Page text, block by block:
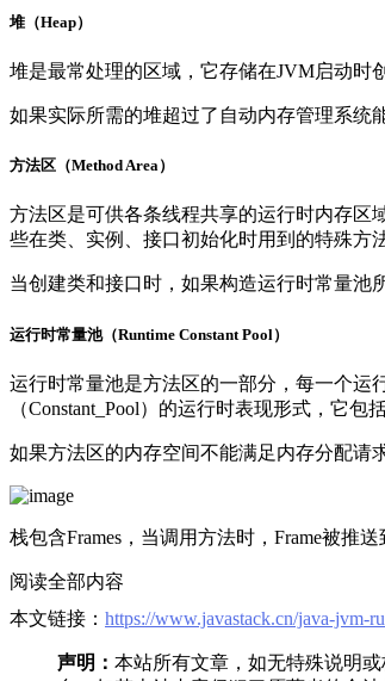
堆（Heap）
堆是最常处理的区域，它存储在JVM启动时
如果实际所需的堆超过了自动内存管理系统
方法区（Method Area）
方法区是可供各条线程共享的运行时内存区
些在类、实例、接口初始化时用到的特殊方法
当创建类和接口时，如果构造运行时常量池
运行时常量池（Runtime Constant Pool）
运行时常量池是方法区的一部分，每一个运
（Constant_Pool）的运行时表现形式，它
如果方法区的内存空间不能满足内存分配请
栈包含Frames，当调用方法时，Frame被推
阅读全部内容
本文链接： https://www.javastack.cn/java-jvm-
声明： 本站所有文章，如无特殊说明